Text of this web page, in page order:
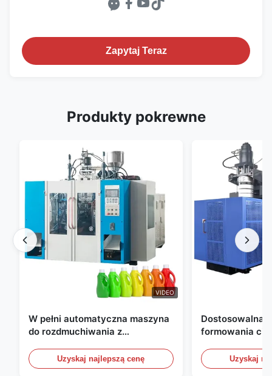
Zapytaj Teraz
Produkty pokrewne
VIDEO
W pełni automatyczna maszyna
do rozdmuchiwania z
rozdmuchiwania butelek HDPE
Uzyskaj najlepszą cenę
Dostosowalna
formowania
Automatyczne
formowania
Uzyskaj